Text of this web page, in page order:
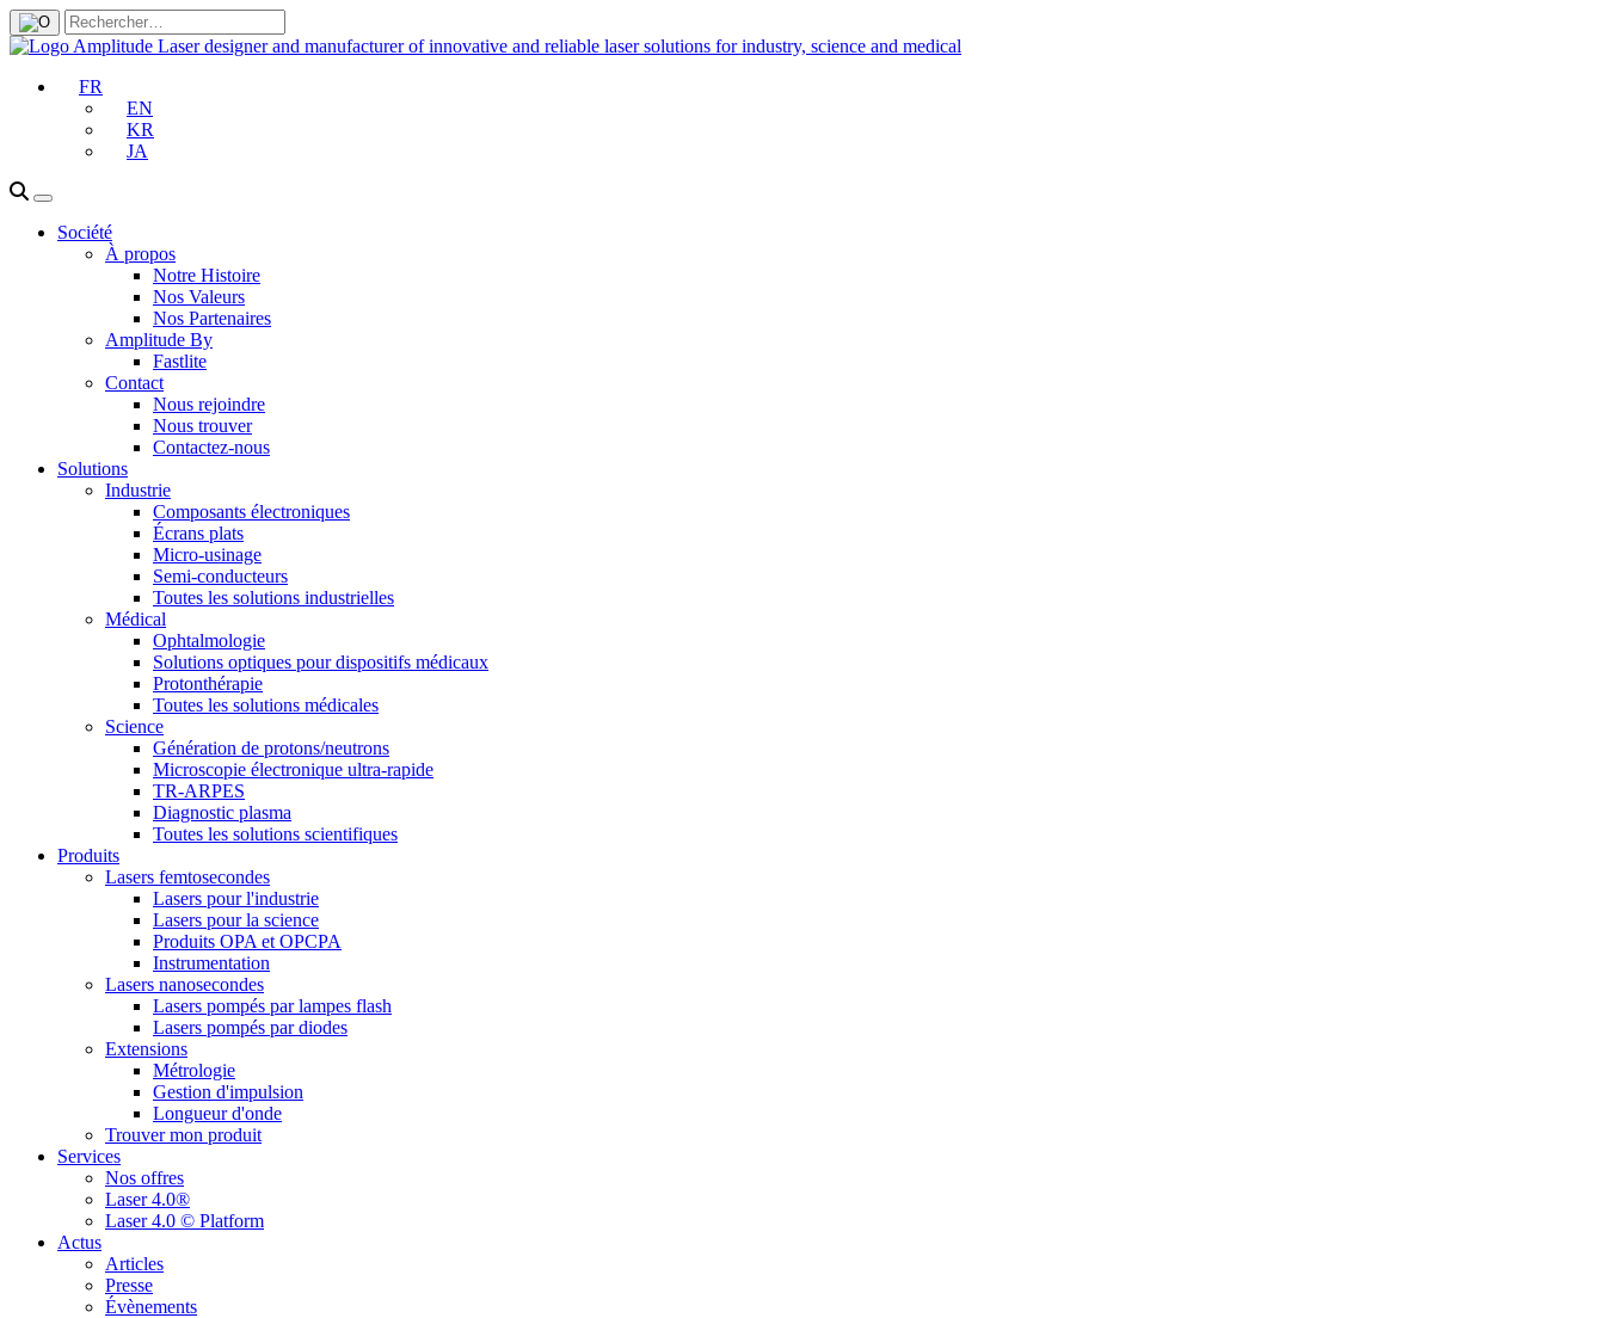
FR
EN
KR
JA
Société
À propos
Notre Histoire
Nos Valeurs
Nos Partenaires
Amplitude By
Fastlite
Contact
Nous rejoindre
Nous trouver
Contactez-nous
Solutions
Industrie
Composants électroniques
Écrans plats
Micro-usinage
Semi-conducteurs
Toutes les solutions industrielles
Médical
Ophtalmologie
Solutions optiques pour dispositifs médicaux
Protonthérapie
Toutes les solutions médicales
Science
Génération de protons/neutrons
Microscopie électronique ultra-rapide
TR-ARPES
Diagnostic plasma
Toutes les solutions scientifiques
Produits
Lasers femtosecondes
Lasers pour l'industrie
Lasers pour la science
Produits OPA et OPCPA
Instrumentation
Lasers nanosecondes
Lasers pompés par lampes flash
Lasers pompés par diodes
Extensions
Métrologie
Gestion d'impulsion
Longueur d'onde
Trouver mon produit
Services
Nos offres
Laser 4.0®
Laser 4.0 © Platform
Actus
Articles
Presse
Évènements